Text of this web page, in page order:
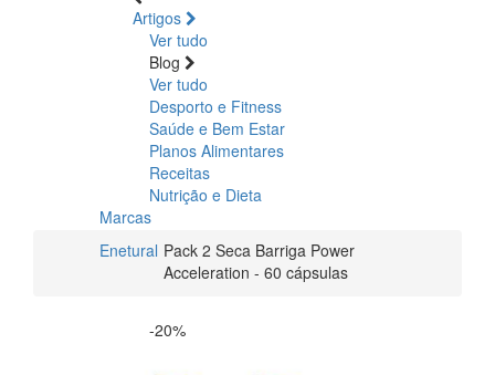
Artigos
Ver tudo
Blog
Ver tudo
Desporto e Fitness
Saúde e Bem Estar
Planos Alimentares
Receitas
Nutrição e Dieta
Marcas
Enetural Pack 2 Seca Barriga Power
Acceleration - 60 cápsulas
-20%